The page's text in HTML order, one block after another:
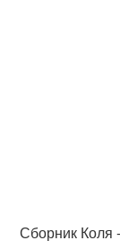
Сборник Коля